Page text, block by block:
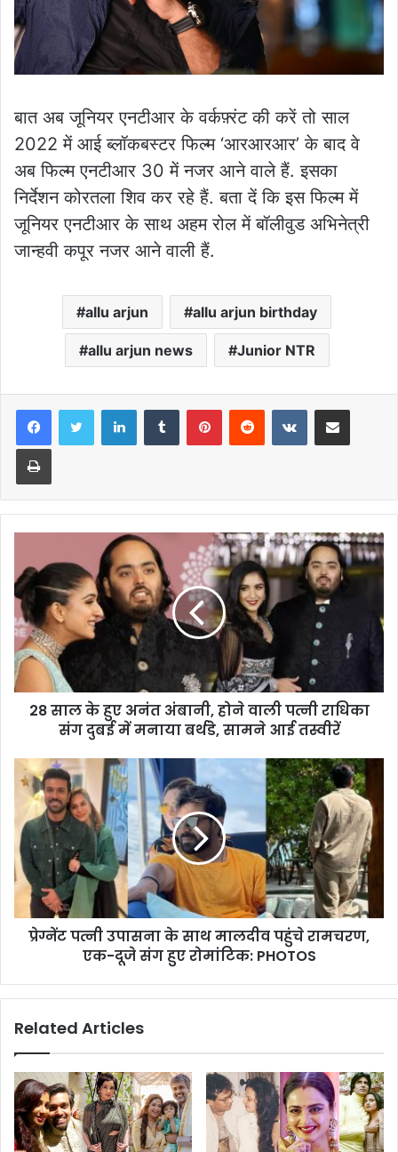
बात अब जूनियर एनटीआर के वर्कफ़्रंट की करें तो साल
2022 में आई ब्लॉकबस्टर फिल्म ‘आरआरआर’ के बाद वे
अब फिल्म एनटीआर 30 में नजर आने वाले हैं. इसका
निर्देशन कोरतला शिव कर रहे हैं. बता दें कि इस फिल्म में
जूनियर एनटीआर के साथ अहम रोल में बॉलीवुड अभिनेत्री
जान्हवी कपूर नजर आने वाली हैं.
allu arjun allu arjun birthday
allu arjun news Junior NTR
LinkedInTumblr PinterestReddit VKontakteShare via Email
Print
28 साल के हुए अनंत अंबानी, होने वाली पत्नी राधिका
संग दुबई में मनाया बर्थडे, सामने आई तस्वीरें
प्रेग्नेंट पत्नी उपासना के साथ मालदीव पहुंचे रामचरण,
एक-दूजे संग हुए रोमांटिक: PHOTOS
Related Articles